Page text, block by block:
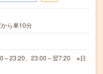
ら車10分
～23:20、23:00～翌7:20 ※日